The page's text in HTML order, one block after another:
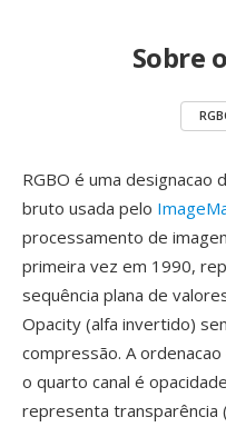
Sobre
RGBO é uma
bruto usada pelo
processamento de
primeira vez em 1990,
sequência plana de
Opacity (alfa invertido)
compressão. A
o quarto canal é
representa transparência